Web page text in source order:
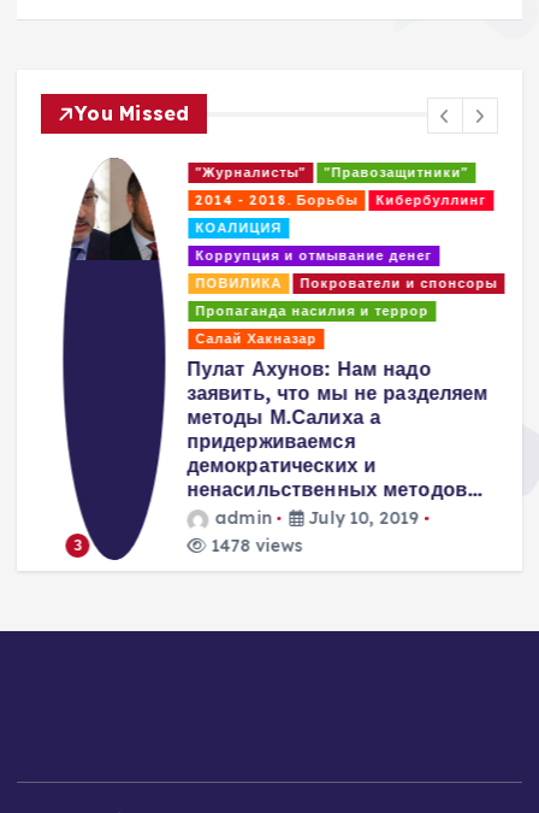
You Missed
"Журналисты"
"Правозащитники"
2014 - 2018. Борьбы
Кибербуллинг
КОАЛИЦИЯ
Коррупция и отмывание денег
ПОВИЛИКА
Покрователи и спонсоры
Пропаганда насилия и террор
Салай Хакназар
Пулат Ахунов: Нам надо
заявить, что мы не разделяем
методы М.Салиха а
придерживаемся
демократических и
ненасильственных методов…
admin
July 10, 2019
1478 views